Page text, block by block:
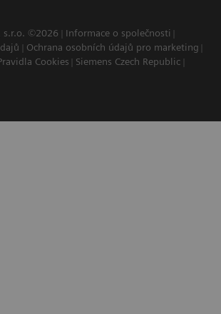
s.r.o. ©2026
Informace o společnosti
Ochrana osobních údajů pro marketing
Cookies
Siemens Czech Republic